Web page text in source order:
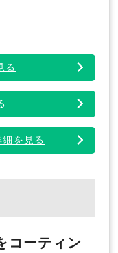
る
を見る
コーティン